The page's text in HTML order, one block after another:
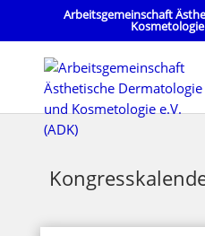
Arbeitsgemeinschaft
Kosmetologie